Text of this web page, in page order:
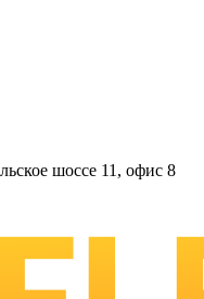
шоссе 11, офис 8